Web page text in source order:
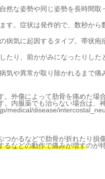
然な姿勢や同じ姿勢を長時間
す。症状は発作的で、数秒から
の病気に起因するタイプ。帯状
たり、前かがみになったりし
気や異常が取り除かれるまで痛
。外傷によって肋骨を痛めた
。内服薬でも治らない場合は
medical/disease/
かるなどで肋骨が折れたり損
るなどの動作で痛みが増すのが